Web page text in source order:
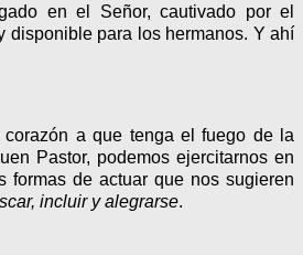
en el Señor, cautivado por el
disponible para los hermanos. Y ahí
corazón a que tenga el fuego de la
Pastor, podemos ejercitarnos en
formas de actuar que nos sugieren
incluir y alegrarse.